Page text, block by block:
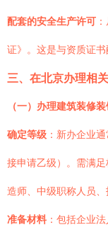
配套的安全生产许可
证》。这是与资质证书
三、在北京办理相
（一）办理建筑装修
确定等级 ：新办企业
接申请乙级）。需满
造师、中级职称人员、
准备材料 ：包括企业